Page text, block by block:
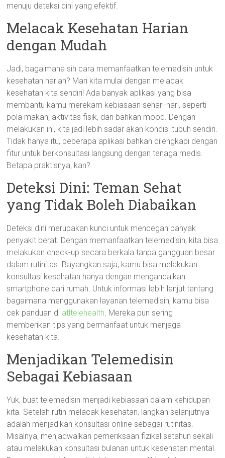
menuju deteksi dini yang efektif.
Melacak Kesehatan Harian
dengan Mudah
Jadi, bagaimana sih cara memanfaatkan telemedisin untuk
kesehatan harian? Mari kita mulai dengan melacak
kesehatan kita sendiri! Ada banyak aplikasi yang bisa
membantu kamu merekam kebiasaan sehari-hari, seperti
pola makan, aktivitas fisik, dan bahkan mood. Dengan
melakukan ini, kita jadi lebih sadar akan kondisi tubuh sendiri.
Tidak hanya itu, beberapa aplikasi bahkan dilengkapi dengan
fitur untuk berkonsultasi langsung dengan tenaga medis.
Betapa praktisnya, kan?
Deteksi Dini: Teman Sehat
yang Tidak Boleh Diabaikan
Deteksi dini merupakan kunci untuk mencegah banyak
penyakit berat. Dengan memanfaatkan telemedisin, kita bisa
melakukan check-up secara berkala tanpa gangguan besar
dalam rutinitas. Bayangkan saja, kamu bisa melakukan
konsultasi kesehatan hanya dengan mengandalkan
smartphone dari rumah. Untuk informasi lebih lanjut tentang
bagaimana menggunakan layanan telemedisin, kamu bisa
cek panduan di atltelehealth. Mereka pun sering
memberikan tips yang bermanfaat untuk menjaga
kesehatan kita.
Menjadikan Telemedisin
Sebagai Kebiasaan
Yuk, buat telemedisin menjadi kebiasaan dalam kehidupan
kita. Setelah rutin melacak kesehatan, langkah selanjutnya
adalah menjadikan konsultasi online sebagai rutinitas.
Misalnya, menjadwalkan pemeriksaan fizikal setahun sekali
atau melakukan konsultasi bulanan untuk kesehatan mental.